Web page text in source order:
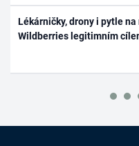
Lékárničky, drony i pytle
Wildberries legitimním